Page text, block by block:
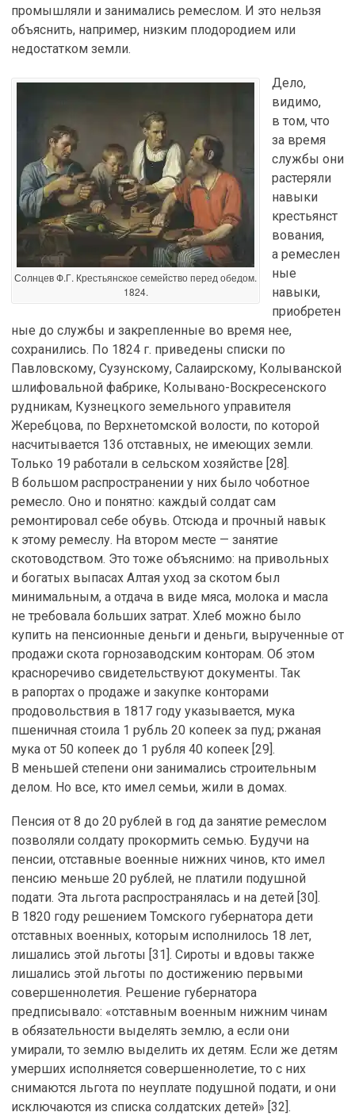
промышляли и занимались ремеслом. И это нельзя
объяснить, например, низким плодородием или
недостатком земли.
Солнцев Ф.Г. Крестьянское семейство перед обедом.
1824.
Дело,
видимо,
в том, что
за время
службы они
растеряли
навыки
крестьянст
вования,
а ремеслен
ные
навыки,
приобретен
ные до службы и закрепленные во время нее,
сохранились. По 1824 г. приведены списки по
Павловскому, Сузунскому, Салаирскому, Колыванской
шлифовальной фабрике, Колывано-Воскресенского
рудникам, Кузнецкого земельного управителя
Жеребцова, по Верхнетомской волости, по которой
насчитывается 136 отставных, не имеющих земли.
Только 19 работали в сельском хозяйстве [28].
В большом распространении у них было чоботное
ремесло. Оно и понятно: каждый солдат сам
ремонтировал себе обувь. Отсюда и прочный навык
к этому ремеслу. На втором месте — занятие
скотоводством. Это тоже объяснимо: на привольных
и богатых выпасах Алтая уход за скотом был
минимальным, а отдача в виде мяса, молока и масла
не требовала больших затрат. Хлеб можно было
купить на пенсионные деньги и деньги, вырученные от
продажи скота горнозаводским конторам. Об этом
красноречиво свидетельствуют документы. Так
в рапортах о продаже и закупке конторами
продовольствия в 1817 году указывается, мука
пшеничная стоила 1 рубль 20 копеек за пуд; ржаная
мука от 50 копеек до 1 рубля 40 копеек [29].
В меньшей степени они занимались строительным
делом. Но все, кто имел семьи, жили в домах.
Пенсия от 8 до 20 рублей в год да занятие ремеслом
позволяли солдату прокормить семью. Будучи на
пенсии, отставные военные нижних чинов, кто имел
пенсию меньше 20 рублей, не платили подушной
подати. Эта льгота распространялась и на детей [30].
В 1820 году решением Томского губернатора дети
отставных военных, которым исполнилось 18 лет,
лишались этой льготы [31]. Сироты и вдовы также
лишались этой льготы по достижению первыми
совершеннолетия. Решение губернатора
предписывало: «отставным военным нижним чинам
в обязательности выделять землю, а если они
умирали, то землю выделить их детям. Если же детям
умерших исполняется совершеннолетие, то с них
снимаются льгота по неуплате подушной подати, и они
исключаются из списка солдатских детей» [32].